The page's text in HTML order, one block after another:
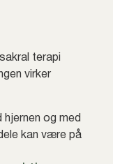
terapi
virker
hjernen og med
kan være på